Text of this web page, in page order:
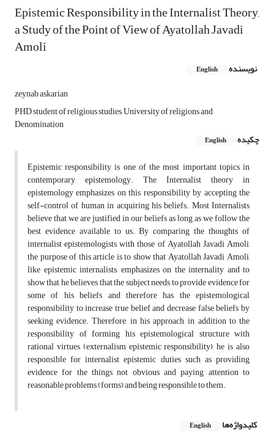
Epistemic Responsibility in the Internalist Theory,
a Study of the Point of View of Ayatollah Javadi
Amoli
نویسنده English
zeynab askarian
PHD student of religious studies, University of religions and
Denomination
چکیده
English
Epistemic responsibility is one of the most important topics in
contemporary epistemology. The Internalist theory in
epistemology emphasizes on this responsibility by accepting the
self-control of human in acquiring his beliefs. Most Internalists
believe that we are justified in our beliefs as long as we follow the
best evidence available to us. By comparing the thoughts of
internalist epistemologists with those of Ayatollah Javadi Amoli,
the purpose of this article is to show that Ayatollah Javadi Amoli,
like epistemic internalists, emphasizes on the internality and to
show that he believes that the subject needs to provide evidence for
some of his beliefs and therefore has the epistemological
responsibility to increase true belief and decrease false beliefs by
seeking evidence. Therefore, in his approach, in addition to the
responsibility of forming his epistemological structure with
rational virtues (externalism epistemic responsibility), he is also
responsible for internalist epistemic duties such as providing
evidence for the things not obvious and paying attention to
reasonable problems (forms) and being responsible to them.
کلیدواژه‌ها English